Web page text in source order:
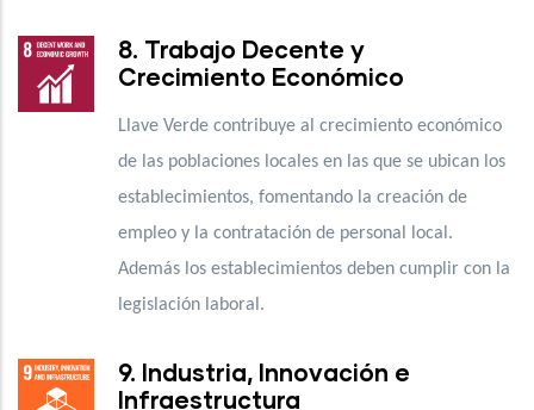
8. Trabajo Decente y
Crecimiento Económico
Llave Verde contribuye al crecimiento económico
de las poblaciones locales en las que se ubican los
establecimientos, fomentando la creación de
empleo y la contratación de personal local.
Además los establecimientos deben cumplir con la
legislación laboral.
9. Industria, Innovación e
Infraestructura